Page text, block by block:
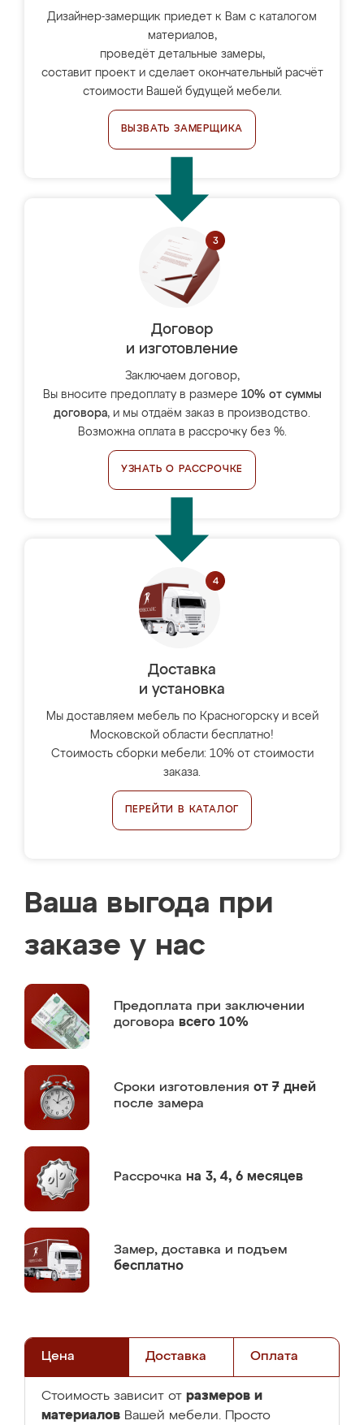
Дизайнер-замерщик приедет к Вам с каталогом
материалов,
проведёт детальные замеры,
составит проект и сделает окончательный расчёт
стоимости Вашей будущей мебели.
ВЫЗВАТЬ ЗАМЕРЩИКА
Договор
и изготовление
Заключаем договор,
Вы вносите предоплату в размере 10% от суммы
договора, и мы отдаём заказ в производство.
Возможна оплата в рассрочку без %.
УЗНАТЬ О РАССРОЧКЕ
Доставка
и установка
Мы доставляем мебель по Красногорску и всей
Московской области бесплатно!
Стоимость сборки мебели: 10% от стоимости
заказа.
ПЕРЕЙТИ В КАТАЛОГ
Ваша выгода при
заказе у нас
Предоплата при заключении
договора всего 10%
Сроки изготовления от 7 дней
после замера
Рассрочка на 3, 4, 6 месяцев
Замер, доставка и подъем
бесплатно
Цена Доставка Оплата
Стоимость зависит от размеров и
материалов Вашей мебели. Просто